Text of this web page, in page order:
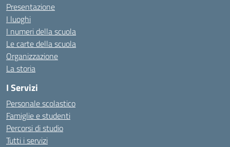
Presentazione
I luoghi
I numeri della scuola
Le carte della scuola
Organizzazione
La storia
I Servizi
Personale scolastico
Famiglie e studenti
Percorsi di studio
Tutti i servizi